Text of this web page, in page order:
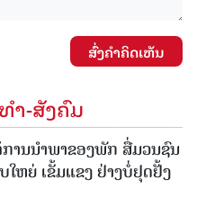
ສົ່ງຄໍາຄິດເຫັນ
ຳ-ສັງຄົມ
ານນໍາພາຂອງພັກ ສື່ມວນຊົນ
ໃຫຍ່ ເຂັ້ມແຂງ ຢ່າງບໍ່ຢຸດຢັ້ງ